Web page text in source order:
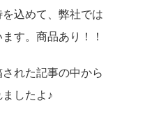
込めて、弊社では
す。商品あり！！
れた記事の中から
ましたよ♪